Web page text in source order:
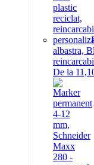
albastra,
De la